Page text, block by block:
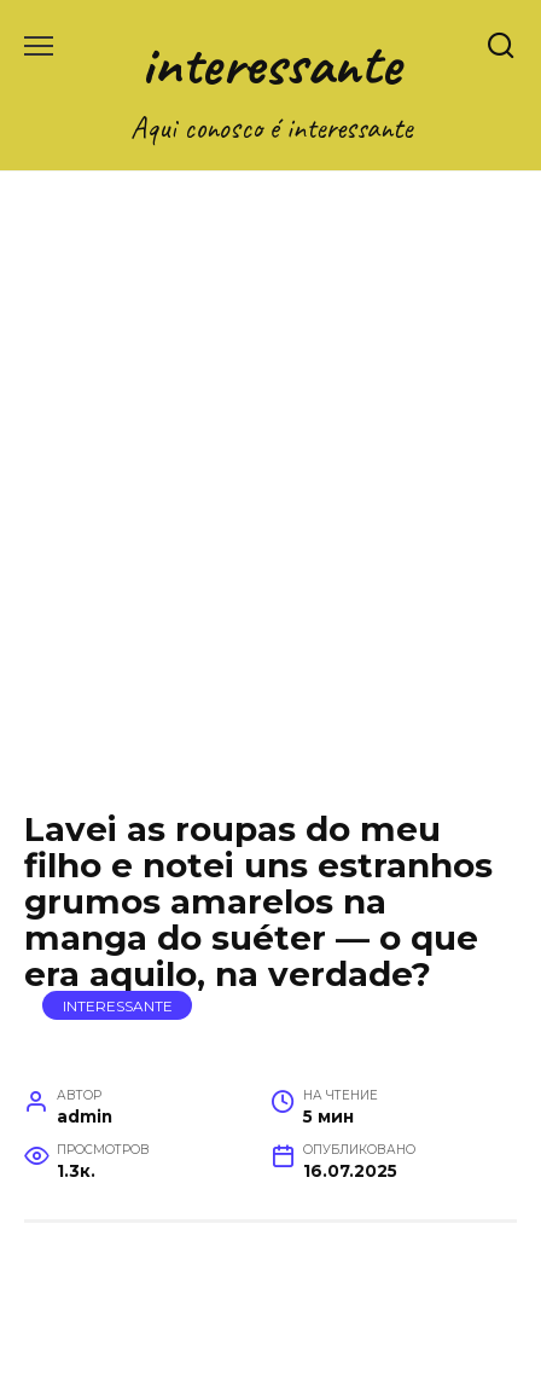
interessante
Aqui conosco é interessante
Lavei as roupas do meu
filho e notei uns estranhos
grumos amarelos na
manga do suéter — o que
era aquilo, na verdade?
INTERESSANTE
АВТОР
admin
НА ЧТЕНИЕ
5 мин
ПРОСМОТРОВ
1.3к.
ОПУБЛИКОВАНО
16.07.2025